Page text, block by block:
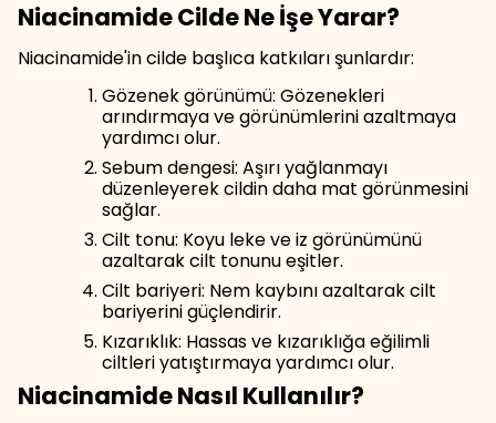
Niacinamide Cilde Ne İşe Yarar?
Niacinamide'in cilde başlıca katkıları şunlardır:
Gözenek görünümü: Gözenekleri
arındırmaya ve görünümlerini azaltmaya
yardımcı olur.
Sebum dengesi: Aşırı yağlanmayı
düzenleyerek cildin daha mat görünmesini
sağlar.
Cilt tonu: Koyu leke ve iz görünümünü
azaltarak cilt tonunu eşitler.
Cilt bariyeri: Nem kaybını azaltarak cilt
bariyerini güçlendirir.
Kızarıklık: Hassas ve kızarıklığa eğilimli
ciltleri yatıştırmaya yardımcı olur.
Niacinamide Nasıl Kullanılır?